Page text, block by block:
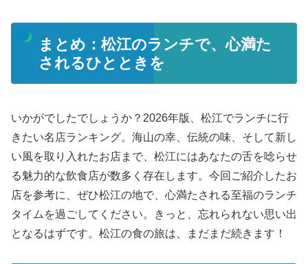
まとめ：松江のランチで、心満た
されるひとときを
いかがでしたでしょうか？2026年版、松江でランチに行
きたい名店ランキング。海山の幸、伝統の味、そして新し
い風を取り入れたお店まで、松江にはあなたの舌を唸らせ
る魅力的な飲食店が数多く存在します。今回ご紹介したお
店を参考に、ぜひ松江の地で、心満たされる至福のランチ
タイムを過ごしてください。きっと、忘れられない思い出
となるはずです。松江の食の旅は、まだまだ続きます！